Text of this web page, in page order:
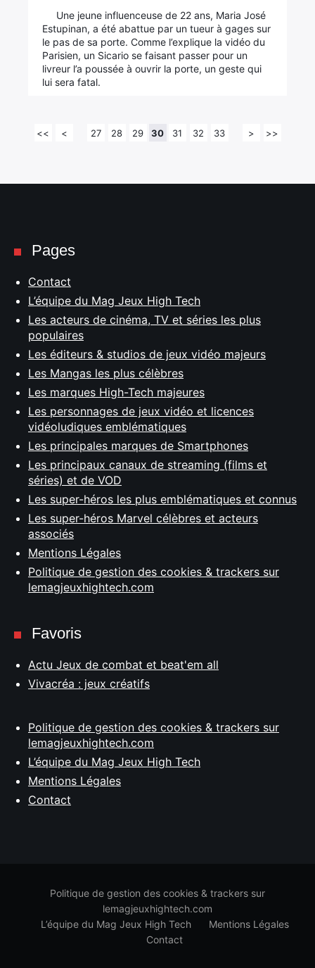
Une jeune influenceuse de 22 ans, Maria José
Estupinan, a été abattue par un tueur à gages sur
le pas de sa porte. Comme l’explique la vidéo du
Parisien, un Sicario se faisant passer pour un
livreur l’a poussée à ouvrir la porte, un geste qui
lui sera fatal.
<< < 27 28 29 30 31 32 33 > >>
Pages
Contact
L’équipe du Mag Jeux High Tech
Les acteurs de cinéma, TV et séries les plus
populaires
Les éditeurs & studios de jeux vidéo majeurs
Les Mangas les plus célèbres
Les marques High-Tech majeures
Les personnages de jeux vidéo et licences
vidéoludiques emblématiques
Les principales marques de Smartphones
Les principaux canaux de streaming (films et
séries) et de VOD
Les super-héros les plus emblématiques et connus
Les super-héros Marvel célèbres et acteurs
associés
Mentions Légales
Politique de gestion des cookies & trackers sur
lemagjeuxhightech.com
Favoris
Actu Jeux de combat et beat'em all
Vivacréa : jeux créatifs
Politique de gestion des cookies & trackers sur
lemagjeuxhightech.com
L’équipe du Mag Jeux High Tech
Mentions Légales
Contact
Politique de gestion des cookies & trackers sur
lemagjeuxhightech.com
L’équipe du Mag Jeux High Tech
Mentions Légales
Contact